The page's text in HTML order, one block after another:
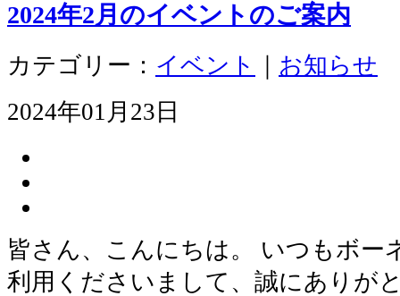
2024年2月のイベントのご案内
カテゴリー： イベント
お知らせ
2024年01月23日
皆さん、こんにちは。 いつもボー
利用くださいまして、誠にありが